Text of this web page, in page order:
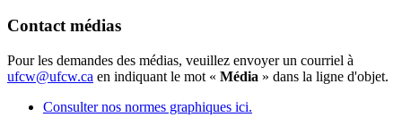
Contact médias
Pour les demandes des médias, veuillez envoyer un courriel à
ufcw@ufcw.ca en indiquant le mot « Média » dans la ligne d'objet.
Consulter nos normes graphiques ici.